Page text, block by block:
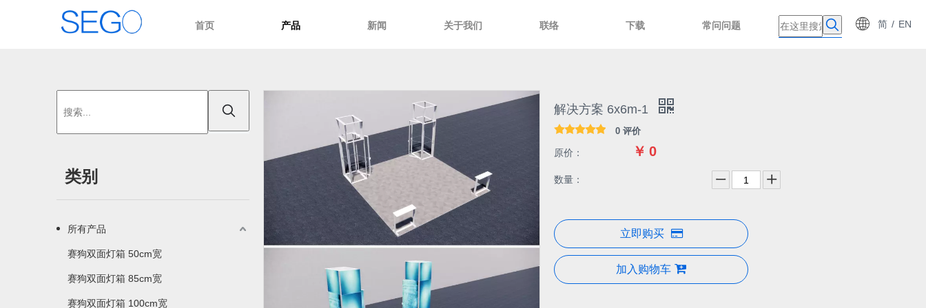
首页 产品 新闻 关于我们 联络 下载 常问问题 简 / EN
类别
所有产品
赛狗双面灯箱 50cm宽
赛狗双面灯箱 85cm宽
赛狗双面灯箱 100cm宽
解决方案 6x6m-1
0 评价
原价： ￥ 0
数量：
立即购买
加入购物车